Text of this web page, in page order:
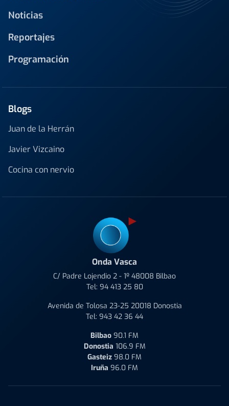
Noticias
Reportajes
Programación
Blogs
Juan de la Herrán
Javier Vizcaino
Cocina con nervio
Onda Vasca
C/ Padre Lojendio 2 - 1º 48008 Bilbao
Tel: 94 413 25 80
Avenida de Tolosa 23-25 20018 Donostia
Tel: 943 42 36 44
Bilbao 90.1 FM
Donostia 106.9 FM
Gasteiz 98.0 FM
Iruña 96.0 FM